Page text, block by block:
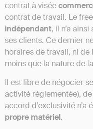
contrat à visée
contrat de travail. Le
indépendant, il n’a
ses clients. Ce dernier
horaires de travail, ni de
moins que la nature de
Il est libre de négocier
activité réglementée),
accord d’exclusivité n’a
propre matériel.